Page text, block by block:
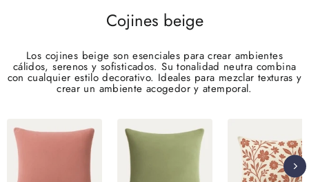
Cojines beige
Los cojines beige son esenciales para crear ambientes
cálidos, serenos y sofisticados. Su tonalidad neutra combina
con cualquier estilo decorativo. Ideales para mezclar texturas y
crear un ambiente acogedor y atemporal.